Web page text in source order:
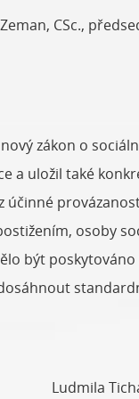
CSc.,
zákon o
a uložil také
osoby
být
Ludmila